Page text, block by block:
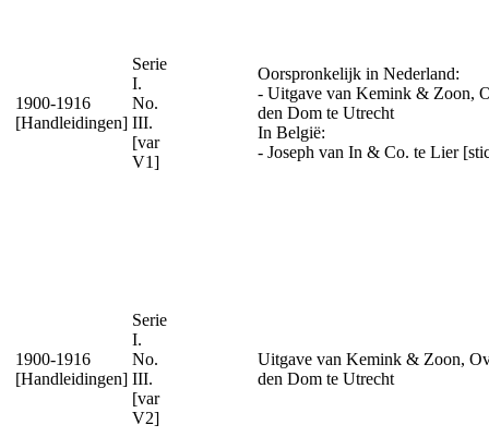
1900-1916
[Handleidingen]
Serie
I.
No.
III.
[var
V1]
Oorspronkelijk in Nederland:
- Uitgave van Kemink & Zoon,
den Dom te Utrecht
In België:
- Joseph van In & Co. te Lier
1900-1916
[Handleidingen]
Serie
I.
No.
III.
[var
V2]
Uitgave van Kemink & Zoon,
den Dom te Utrecht